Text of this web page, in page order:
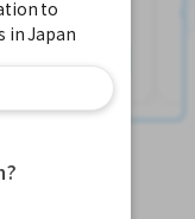
to
in Japan